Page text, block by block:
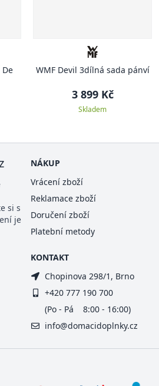
WMF Devil 3dílná sada pánví
3 899 Kč
Skladem
si s
je
NÁKUP
Vrácení zboží
Reklamace zboží
Doručení zboží
Platební metody
KONTAKT
Chopinova 298/1, Brno
+420 777 190 700
(Po - Pá 8:00 - 16:00)
info@domacidoplnky.cz